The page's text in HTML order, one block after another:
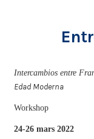
Intercambios entre
Edad Moderna
Workshop
24-26 mars 2022